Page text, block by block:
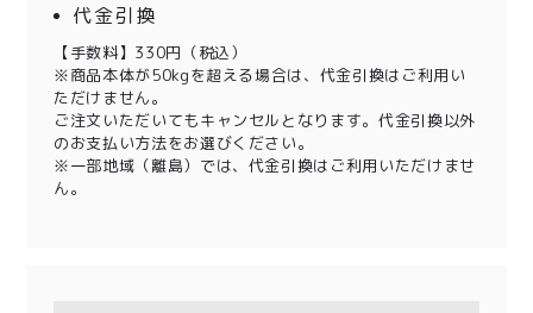
代金引換
【手数料】330円（税込）
※商品本体が50kgを超える場合は、代金引換はご利用い
ただけません。
ご注文いただいてもキャンセルとなります。代金引換以外
のお支払い方法をお選びください。
※一部地域（離島）では、代金引換はご利用いただけませ
ん。